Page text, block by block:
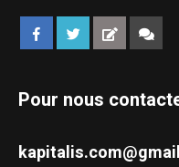
Pour nous